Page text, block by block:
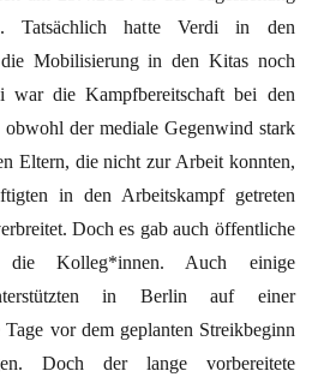
Tatsächlich hatte Verdi in den
Mobilisierung in den Kitas noch
war die Kampfbereitschaft bei den
der mediale Gegenwind stark
Eltern, die nicht zur Arbeit konnten,
in den Arbeitskampf getreten
Doch es gab auch öffentliche
die Kolleg*innen. Auch einige
in Berlin auf einer
vor dem geplanten Streikbeginn
Doch der lange vorbereitete